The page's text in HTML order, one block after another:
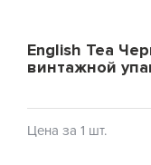
English Tea
винтажной
Цена за 1 шт.